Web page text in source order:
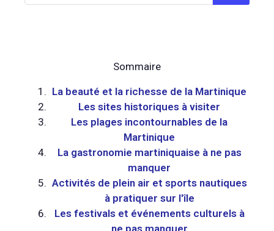
Sommaire
La beauté et la richesse de la Martinique
Les sites historiques à visiter
Les plages incontournables de la
Martinique
La gastronomie martiniquaise à ne pas
manquer
Activités de plein air et sports nautiques
à pratiquer sur l'île
Les festivals et événements culturels à
ne pas manquer